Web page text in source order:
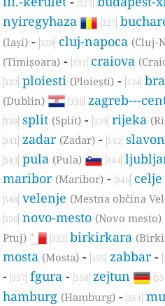
325
nyiregyhaza 327
(Iași) -329 cluj-napoca (Cluj-
(Timișoara) -331 craiova
333 ploiesti (Ploiești) -334
(Dublin) 336 zagreb---
338 split (Split) -339 rijeka
341 zadar (Zadar) -342
343 pula (Pula) 344
maribor (Maribor) -346 celje
348 velenje (Mestna občina
350 novo-mesto (Novo mesto)
Ptuj)
352 birkirkara
mosta (Mosta) -355 zabbar-
-357 fgura -358 zejtun
hamburg (Hamburg) -361